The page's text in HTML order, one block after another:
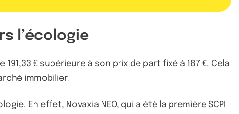
l’écologie
€ supérieure à son prix de part fixé à 187 €. Cela
immobilier.
En effet, Novaxia NEO, qui a été la première SCPI